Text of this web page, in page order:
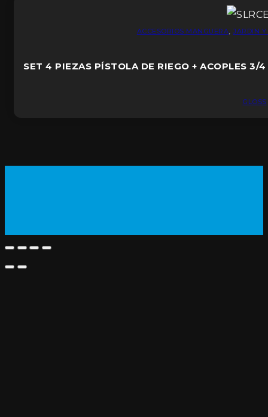
ACCESORIOS MANGUERA ,JARDIN
SET 4 PIEZAS PÍSTOLA DE RIEGO + ACOPLES 3/4
GLOSS